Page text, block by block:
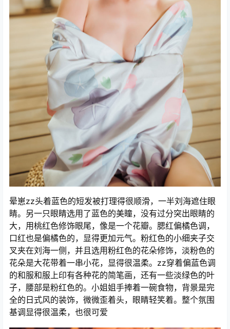
晕崽zz头着蓝色的短发被打理得很顺滑，一半刘海遮住眼
睛。另一只眼睛选用了蓝色的美瞳，没有过分突出眼睛的
大，用桃红色修饰眼尾，像是一个花瓣。腮红偏橘色调，
口红也是偏橘色的，显得更加元气。粉红色的小细夹子交
叉夹在刘海一侧，并且选用粉红色的花朵修饰，淡粉色的
花朵是大花带着一串小花，显得很温柔。zz穿着偏蓝色调
的和服和服上印有各种花的简笔画，还有一些淡绿色的叶
子，腰部是粉红色的。小姐姐手捧着一碗食物，背景是完
全的日式风的装饰，微微歪着头，眼睛轻笑着。整个氛围
基调显得很温柔，也很可爱